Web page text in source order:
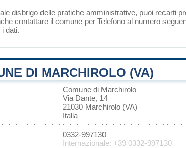
disbrigo delle pratiche amministrative, puoi recarti
contattare il comune per Telefono al numero
i dati.
DI MARCHIROLO (VA)
Comune di Marchirolo
Via Dante, 14
21030 Marchirolo (VA)
Italia
0332-997130
Internazionale: +39 0332-997130